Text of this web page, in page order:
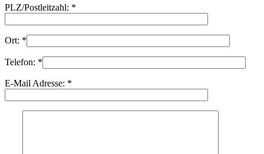
PLZ/Postleitzahl: *
Ort: *
Telefon: *
E-Mail Adresse: *